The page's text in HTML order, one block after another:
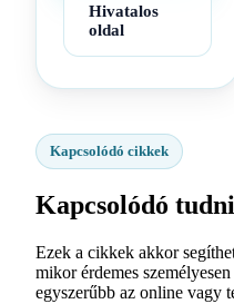
Hivatalos
oldal
Kapcsolódó cikkek
Kapcsolódó
Ezek a cikkek akkor
mikor érdemes
egyszerűbb az online vagy